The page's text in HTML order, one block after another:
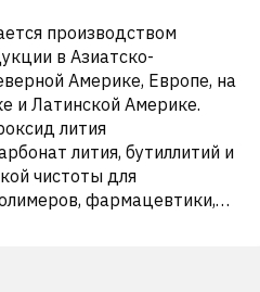
производством
в Азиатско-
Америке, Европе, на
и Латинской Америке.
лития
лития, бутиллитий и
чистоты для
фармацевтики,